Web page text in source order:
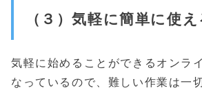
（３）気軽に簡単に使
気軽に始めることができるオンラ
なっているので、難しい作業は一